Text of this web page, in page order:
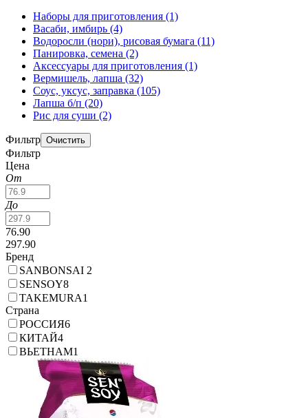
Наборы для приготовления (1)
Васаби, имбирь (4)
Водоросли (нори), рисовая бумага (11)
Панировка, семена (2)
Аксессуары для приготовления (1)
Вермишель, лапша (32)
Соус, уксус, заправка (105)
Лапша б/п (20)
Рис для суши (2)
Фильтр
Фильтр
Цена
От
До
76.90
297.90
Бренд
SANBONSAI 2
SENSOY8
TAKEMURA1
Страна
РОССИЯ6
КИТАЙ4
ВЬЕТНАМ1